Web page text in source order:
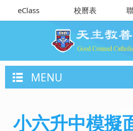
eClass 校曆表
MENU
小六升中模擬